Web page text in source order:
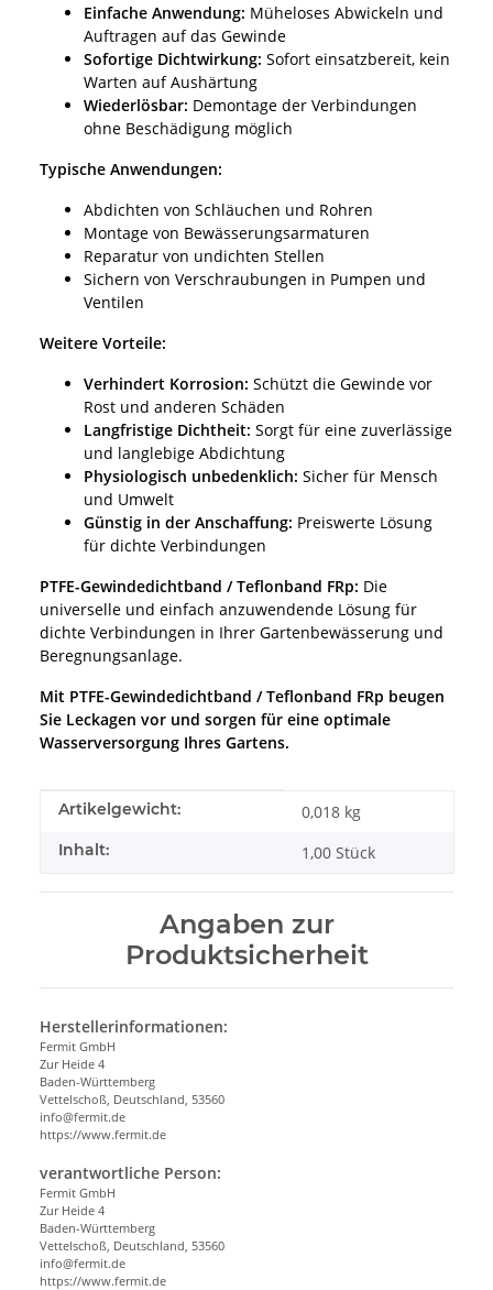
Einfache Anwendung: Müheloses Abwickeln und
Auftragen auf das Gewinde
Sofortige Dichtwirkung: Sofort einsatzbereit, kein
Warten auf Aushärtung
Wiederlösbar: Demontage der Verbindungen
ohne Beschädigung möglich
Typische Anwendungen:
Abdichten von Schläuchen und Rohren
Montage von Bewässerungsarmaturen
Reparatur von undichten Stellen
Sichern von Verschraubungen in Pumpen und
Ventilen
Weitere Vorteile:
Verhindert Korrosion: Schützt die Gewinde vor
Rost und anderen Schäden
Langfristige Dichtheit: Sorgt für eine zuverlässige
und langlebige Abdichtung
Physiologisch unbedenklich: Sicher für Mensch
und Umwelt
Günstig in der Anschaffung: Preiswerte Lösung
für dichte Verbindungen
PTFE-Gewindedichtband / Teflonband FRp: Die
universelle und einfach anzuwendende Lösung für
dichte Verbindungen in Ihrer Gartenbewässerung und
Beregnungsanlage.
Mit PTFE-Gewindedichtband / Teflonband FRp beugen
Sie Leckagen vor und sorgen für eine optimale
Wasserversorgung Ihres Gartens.
Produkteigenschaft
Wert
Artikelgewicht: 0,018 kg
Inhalt: 1,00 Stück
Angaben zur
Produktsicherheit
Herstellerinformationen:
Fermit GmbH
Zur Heide 4
Baden-Württemberg
Vettelschoß, Deutschland, 53560
info@fermit.de
https://www.fermit.de
verantwortliche Person:
Fermit GmbH
Zur Heide 4
Baden-Württemberg
Vettelschoß, Deutschland, 53560
info@fermit.de
https://www.fermit.de